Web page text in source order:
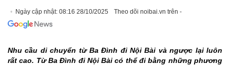
Ngày cập nhật: 08:16 28/10/2025 Theo dõi noibai.vn trên -
Nhu cầu di chuyển từ Ba Đình đi Nội Bài và ngược lại luôn
rất cao. Từ Ba Đình đi Nội Bài có thể đi bằng những phương